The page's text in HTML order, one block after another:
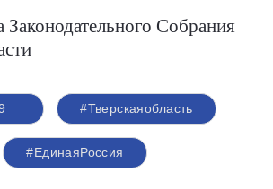
Собрания
#Тверскаяобласть
#ЕдинаяРоссия